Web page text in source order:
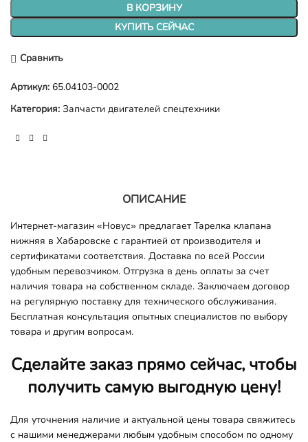
В КОРЗИНУ
КУПИТЬ СЕЙЧАС
Сравнить
Артикул: 65.04103-0002
Категория: Запчасти двигателей спецтехники
ОПИСАНИЕ
Интернет-магазин «Новус» предлагает Тарелка клапана
нижняя в Хабаровске с гарантией от производителя и
сертификатами соответствия. Доставка по всей России
удобным перевозчиком. Отгрузка в день оплаты за счет
наличия товара на собственном складе. Заключаем договор
на регулярную поставку для технического обслуживания.
Бесплатная консультация опытных специалистов по выбору
товара и другим вопросам.
Сделайте заказ прямо сейчас, чтобы
получить самую выгодную цену!
Для уточнения наличие и актуальной цены товара свяжитесь
с нашими менеджерами любым удобным способом по одному